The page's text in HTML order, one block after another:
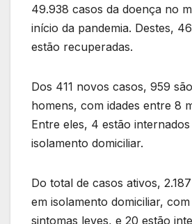
49.938 casos da doença no
início da pandemia. Destes,
estão recuperadas.
Dos 411 novos casos, 959
homens, com idades entre 8
Entre eles, 4 estão
isolamento domiciliar.
Do total de casos ativos,
em isolamento domiciliar, com
sintomas leves, e 20 estão